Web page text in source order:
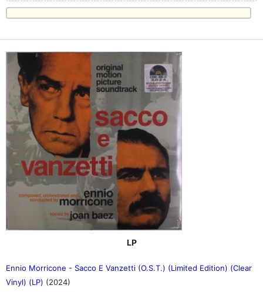
LP
Ennio Morricone - Sacco E Vanzetti (O.S.T.) (Limited Edition) (Clear
Vinyl) (LP) (2024)